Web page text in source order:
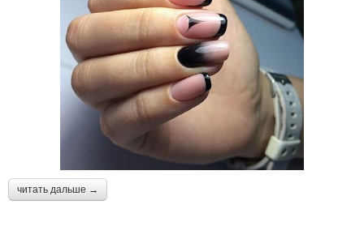
читать дальше →